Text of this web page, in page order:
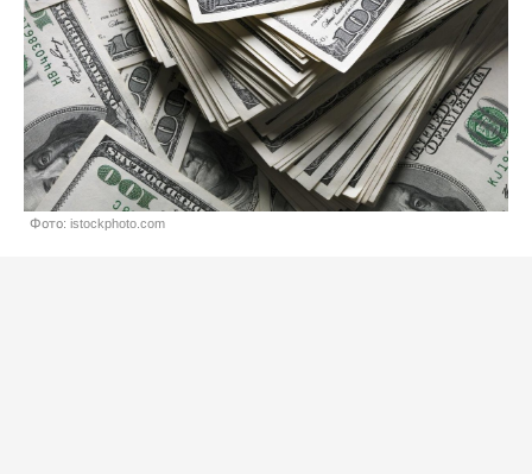
Фото: istockphoto.com